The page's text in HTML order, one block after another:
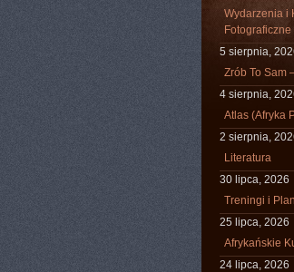
Wydarzenia i
Fotograficzne
5 sierpnia,
Zrób To Sam
4 sierpnia,
Atlas (Afryka
2 sierpnia,
Literatura
30 lipca, 2026
Treningi i
25 lipca, 2026
Afrykańskie
24 lipca, 2026